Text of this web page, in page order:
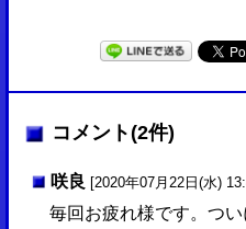
コメント(2件)
咲良 [2020年07月22日(水)
毎回お疲れ様です。つ